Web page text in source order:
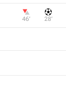
28‎’‎
46‎’‎